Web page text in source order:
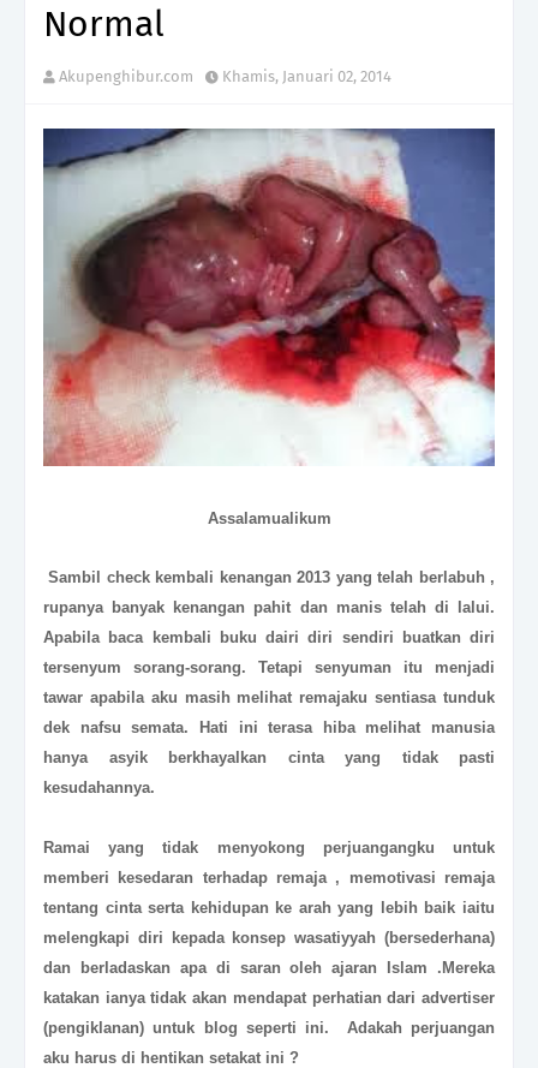
Normal
Akupenghibur.com Khamis, Januari 02, 2014
Assalamualikum
Sambil check kembali kenangan 2013 yang telah berlabuh ,
rupanya banyak kenangan pahit dan manis telah di lalui.
Apabila baca kembali buku dairi diri sendiri buatkan diri
tersenyum sorang-sorang. Tetapi senyuman itu menjadi
tawar apabila aku masih melihat remajaku sentiasa tunduk
dek nafsu semata. Hati ini terasa hiba melihat manusia
hanya asyik berkhayalkan cinta yang tidak pasti
kesudahannya.
Ramai yang tidak menyokong perjuangangku untuk
memberi kesedaran terhadap remaja , memotivasi remaja
tentang cinta serta kehidupan ke arah yang lebih baik iaitu
melengkapi diri kepada konsep wasatiyyah (bersederhana)
dan berladaskan apa di saran oleh ajaran Islam .Mereka
katakan ianya tidak akan mendapat perhatian dari advertiser
(pengiklanan) untuk blog seperti ini. Adakah perjuangan
aku harus di hentikan setakat ini ?